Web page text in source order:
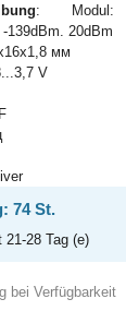
: Modul:
139dBm. 20dBm
мм
V
74 St.
28 Tag (e)
bei Verfügbarkeit